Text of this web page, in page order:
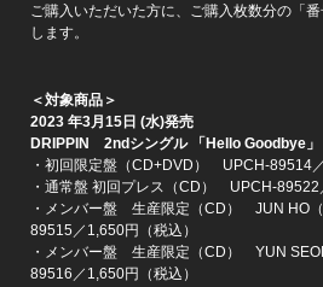
ご購入いただいた方に、ご購入枚数分の「
します。
＜対象商品＞
2023 年3月15日 (水)発売
DRIPPIN
2ndシングル 「Hello Goodbye 」
・初回限定盤（CD+DVD） UPCH-89514
・通常盤 初回プレス（CD） UPCH-89522
・メンバー盤 生産限定（CD） JUN
89515／1,650円（税込）
・メンバー盤 生産限定（CD） YUN
89516／1,650円（税込）